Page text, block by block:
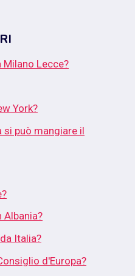
Lecce?
York?
si può mangiare il
Albania?
Italia?
d'Europa?